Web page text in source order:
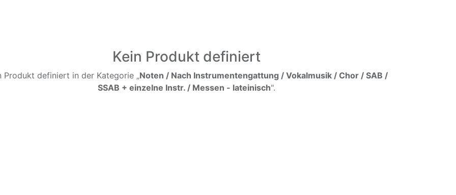
Kein Produkt definiert
Produkt definiert in der Kategorie „Noten / Nach Instrumentengattung / Vokalmusik / Chor / SAB /
SSAB + einzelne Instr. / Messen - lateinisch".